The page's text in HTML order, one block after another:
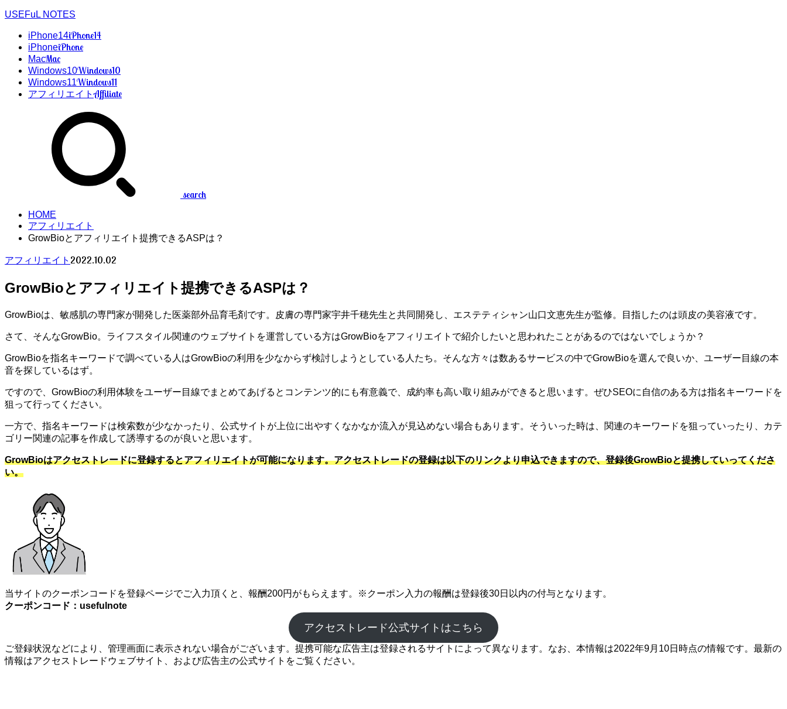
USEFuL NOTES
iPhone14iPhone14
iPhoneiPhone
MacMac
Windows10Windows10
Windows11Windows11
アフィリエイトAffiliate
search
HOME
アフィリエイト
GrowBioとアフィリエイト提携できるASPは？
アフィリエイト 2022.10.02
GrowBioとアフィリエイト提携できるASPは？
GrowBioは、敏感肌の専門家が開発した医薬部外品育毛剤です。皮膚の専門家宇井千穂先生と共同開発し、エステティシャン山口文恵先生が監修。目指したのは頭皮の美容液です。
さて、そんなGrowBio。ライフスタイル関連のウェブサイトを運営している方はGrowBioをアフィリエイトで紹介したいと思われたことがあるのではないでしょうか？
GrowBioを指名キーワードで調べている人はGrowBioの利用を少なからず検討しようとしている人たち。そんな方々は数あるサービスの中でGrowBioを選んで良いか、ユーザー目線の本
音を探しているはず。
ですので、GrowBioの利用体験をユーザー目線でまとめてあげるとコンテンツ的にも有意義で、成約率も高い取り組みができると思います。ぜひSEOに自信のある方は指名キーワードを
狙って行ってください。
一方で、指名キーワードは検索数が少なかったり、公式サイトが上位に出やすくなかなか流入が見込めない場合もあります。そういった時は、関連のキーワードを狙っていったり、カテ
ゴリー関連の記事を作成して誘導するのが良いと思います。
GrowBioはアクセストレードに登録するとアフィリエイトが可能になります。アクセストレードの登録は以下のリンクより申込できますので、登録後GrowBioと提携していってくださ
い。
当サイトのクーポンコードを登録ページでご入力頂くと、報酬200円がもらえます。※クーポン入力の報酬は登録後30日以内の付与となります。
クーポンコード：usefulnote
アクセストレード公式サイトはこちら
ご登録状況などにより、管理画面に表示されない場合がございます。提携可能な広告主は登録されるサイトによって異なります。なお、本情報は2022年9月10日時点の情報です。最新の
情報はアクセストレードウェブサイト、および広告主の公式サイトをご覧ください。